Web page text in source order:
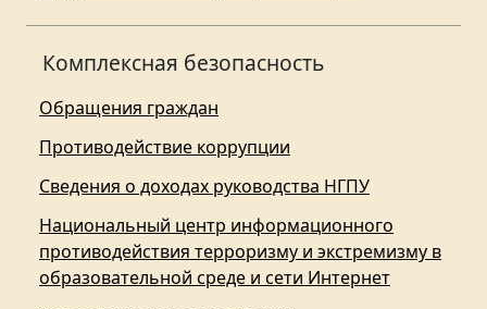
Комплексная безопасность
Обращения граждан
Противодействие коррупции
Сведения о доходах руководства НГПУ
Национальный центр информационного
противодействия терроризму и экстремизму в
образовательной среде и сети Интернет